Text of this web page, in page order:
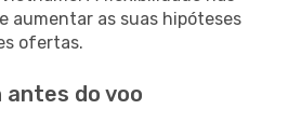
aumentar as suas hipóteses
ofertas.
antes do voo